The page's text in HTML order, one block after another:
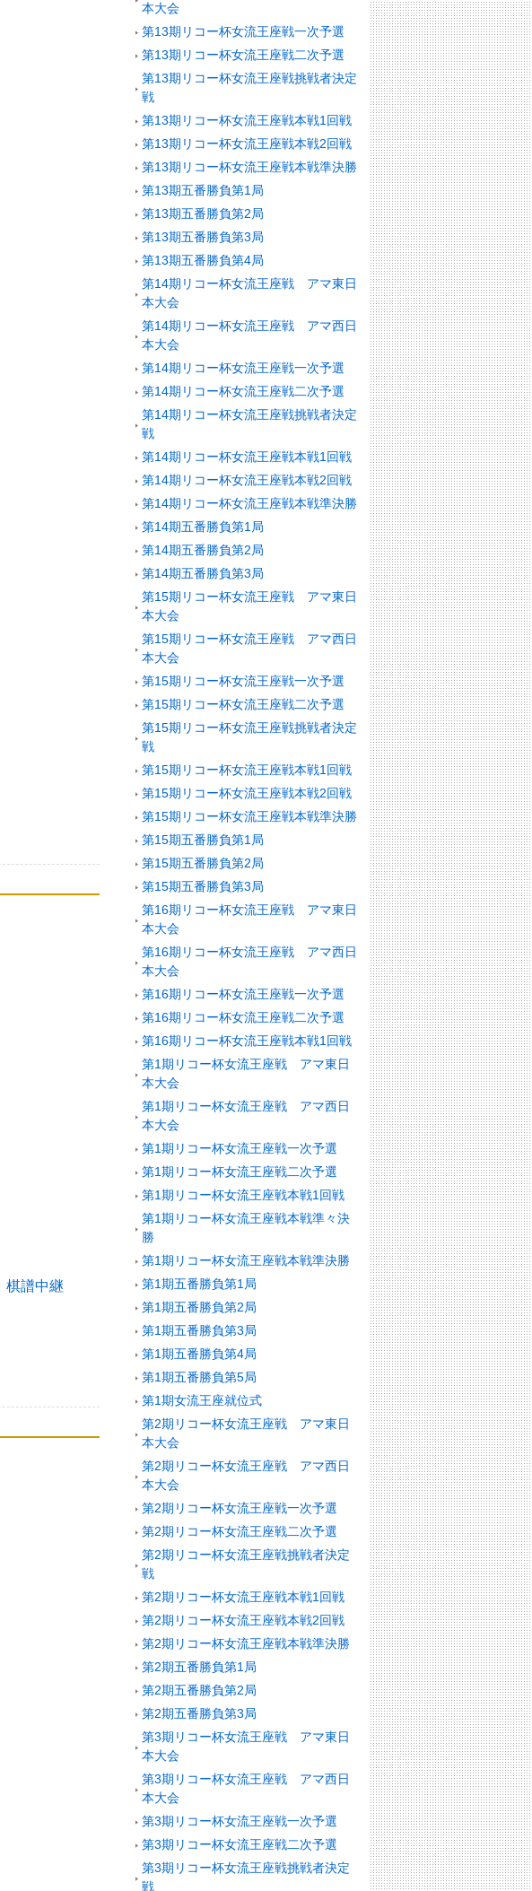
棋譜中継
本大会
第13期リコー杯女流王座戦一次予選
第13期リコー杯女流王座戦二次予選
第13期リコー杯女流王座戦挑戦者決定
戦
第13期リコー杯女流王座戦本戦1回戦
第13期リコー杯女流王座戦本戦2回戦
第13期リコー杯女流王座戦本戦準決勝
第13期五番勝負第1局
第13期五番勝負第2局
第13期五番勝負第3局
第13期五番勝負第4局
第14期リコー杯女流王座戦 アマ東日
本大会
第14期リコー杯女流王座戦 アマ西日
本大会
第14期リコー杯女流王座戦一次予選
第14期リコー杯女流王座戦二次予選
第14期リコー杯女流王座戦挑戦者決定
戦
第14期リコー杯女流王座戦本戦1回戦
第14期リコー杯女流王座戦本戦2回戦
第14期リコー杯女流王座戦本戦準決勝
第14期五番勝負第1局
第14期五番勝負第2局
第14期五番勝負第3局
第15期リコー杯女流王座戦 アマ東日
本大会
第15期リコー杯女流王座戦 アマ西日
本大会
第15期リコー杯女流王座戦一次予選
第15期リコー杯女流王座戦二次予選
第15期リコー杯女流王座戦挑戦者決定
戦
第15期リコー杯女流王座戦本戦1回戦
第15期リコー杯女流王座戦本戦2回戦
第15期リコー杯女流王座戦本戦準決勝
第15期五番勝負第1局
第15期五番勝負第2局
第15期五番勝負第3局
第16期リコー杯女流王座戦 アマ東日
本大会
第16期リコー杯女流王座戦 アマ西日
本大会
第16期リコー杯女流王座戦一次予選
第16期リコー杯女流王座戦二次予選
第16期リコー杯女流王座戦本戦1回戦
第1期リコー杯女流王座戦 アマ東日
本大会
第1期リコー杯女流王座戦 アマ西日
本大会
第1期リコー杯女流王座戦一次予選
第1期リコー杯女流王座戦二次予選
第1期リコー杯女流王座戦本戦1回戦
第1期リコー杯女流王座戦本戦準々決
勝
第1期リコー杯女流王座戦本戦準決勝
第1期五番勝負第1局
第1期五番勝負第2局
第1期五番勝負第3局
第1期五番勝負第4局
第1期五番勝負第5局
第1期女流王座就位式
第2期リコー杯女流王座戦 アマ東日
本大会
第2期リコー杯女流王座戦 アマ西日
本大会
第2期リコー杯女流王座戦一次予選
第2期リコー杯女流王座戦二次予選
第2期リコー杯女流王座戦挑戦者決定
戦
第2期リコー杯女流王座戦本戦1回戦
第2期リコー杯女流王座戦本戦2回戦
第2期リコー杯女流王座戦本戦準決勝
第2期五番勝負第1局
第2期五番勝負第2局
第2期五番勝負第3局
第3期リコー杯女流王座戦 アマ東日
本大会
第3期リコー杯女流王座戦 アマ西日
本大会
第3期リコー杯女流王座戦一次予選
第3期リコー杯女流王座戦二次予選
第3期リコー杯女流王座戦挑戦者決定
戦